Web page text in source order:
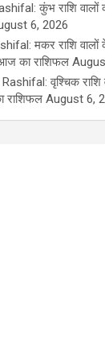
कुंभ राशि
6, 2026
मकर राशि वालों
का राशिफल
वृश्चिक राशि
August 6,